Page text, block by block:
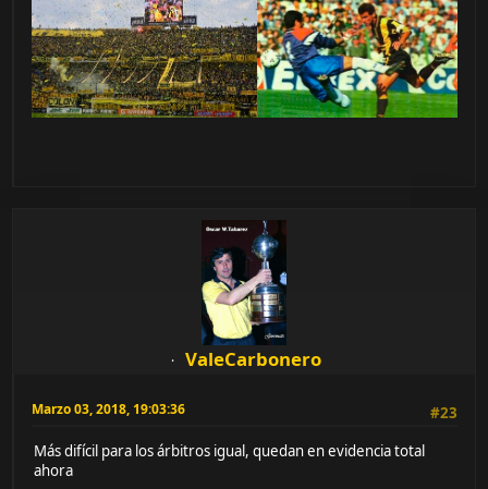
ValeCarbonero
Marzo 03, 2018, 19:03:36
#23
Más difícil para los árbitros igual, quedan en evidencia total
ahora